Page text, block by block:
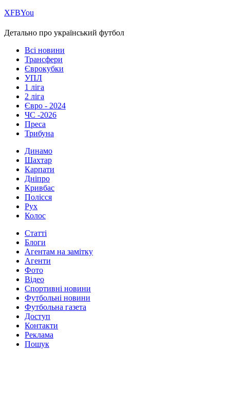
ХFBYou
Детально про український футбол
Всі новини
Трансфери
Єврокубки
УПЛ
1 ліга
2 ліга
Євро - 2024
ЧС -2026
Преса
Трибуна
Динамо
Шахтар
Карпати
Дніпро
Кривбас
Полісся
Рух
Колос
Статті
Блоги
Агентам на замітку
Агенти
Фото
Відео
Спортивні новини
Футбольні новини
Футбольна газета
Доступ
Контакти
Реклама
Пошук